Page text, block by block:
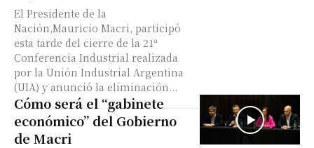
El Presidente de la
Nación,Mauricio Macri, participó
esta tarde del cierre de la 21ª
Conferencia Industrial realizada
por la Unión Industrial Argentina
(UIA) y anunció la eliminación...
Cómo será el “gabinete
económico” del Gobierno
de Macri